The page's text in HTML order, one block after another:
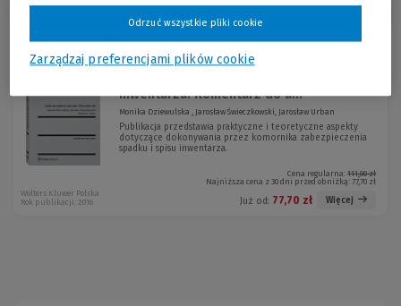
inwentarza. Komentarz do a...
Monika Dziewulska , Jarosław Świeczkowski, Jarosław Urban
Publikacja przedstawia praktyczne i teoretyczne aspekty
dotyczące dokonywania przez komornika zabezpieczenia
spadku i spisu inwentarza.
Cena regularna: 111,00 zł
Najniższa cena z 30 dni przed obniżką: 77,70 zł
Już od: 77,70 zł Więcej
Wolters Kluwer Polska
Rok publikacji: 2016
Zarządzaj preferencjami plików cookie
Odrzuć wszystkie pliki cookie